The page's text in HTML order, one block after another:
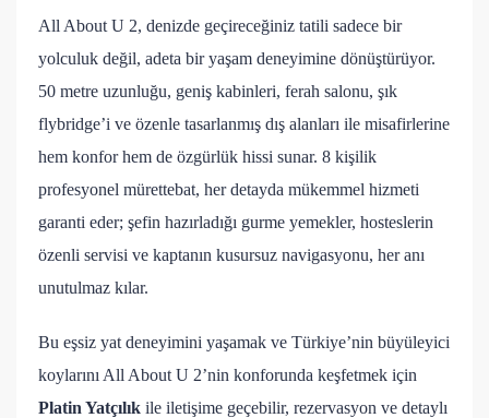
All About U 2, denizde geçireceğiniz tatili sadece bir
yolculuk değil, adeta bir yaşam deneyimine dönüştürüyor.
50 metre uzunluğu, geniş kabinleri, ferah salonu, şık
flybridge’i ve özenle tasarlanmış dış alanları ile misafirlerine
hem konfor hem de özgürlük hissi sunar. 8 kişilik
profesyonel mürettebat, her detayda mükemmel hizmeti
garanti eder; şefin hazırladığı gurme yemekler, hosteslerin
özenli servisi ve kaptanın kusursuz navigasyonu, her anı
unutulmaz kılar.
Bu eşsiz yat deneyimini yaşamak ve Türkiye’nin büyüleyici
koylarını All About U 2’nin konforunda keşfetmek için
Platin Yatçılık ile iletişime geçebilir, rezervasyon ve detaylı